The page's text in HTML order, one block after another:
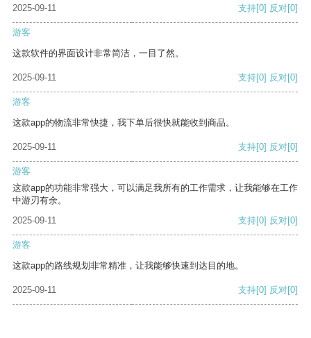
2025-09-11 支持[0] 反对[0]
游客
这款软件的界面设计非常简洁，一目了然。
2025-09-11 支持[0] 反对[0]
游客
这款app的物流非常快捷，我下单后很快就能收到商品。
2025-09-11 支持[0] 反对[0]
游客
这款app的功能非常强大，可以满足我所有的工作需求，让我能够在工作
中游刃有余。
2025-09-11
支持[0] 反对[0]
游客
这款app的路线规划非常精准，让我能够快速到达目的地。
2025-09-11 支持[0] 反对[0]